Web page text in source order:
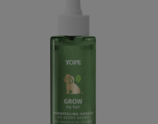
do koszyka